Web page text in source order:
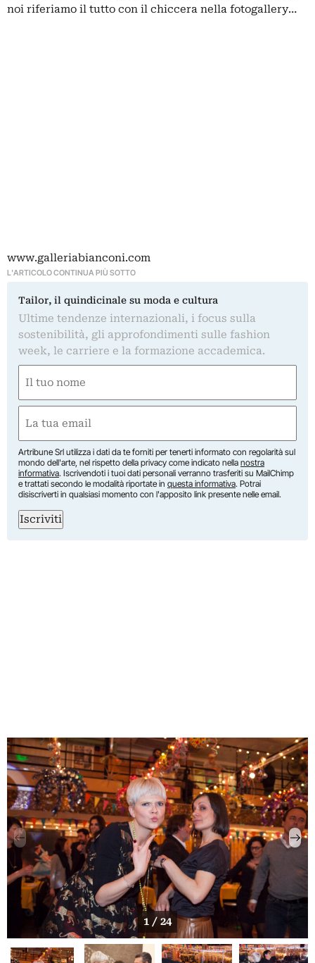
noi riferiamo il tutto con il chiccera nella fotogallery…
www.galleriabianconi.com
L'ARTICOLO CONTINUA PIÙ SOTTO
Tailor, il quindicinale su moda e cultura
Ultime tendenze internazionali, i focus sulla
sostenibilità, gli approfondimenti sulle fashion
week, le carriere e la formazione accademica.
(Required)
First
(Required)
Artribune Srl utilizza i dati da te forniti per tenerti informato con regolarità sul
mondo dell'arte, nel rispetto della privacy come indicato nella nostra
informativa. Iscrivendoti i tuoi dati personali verranno trasferiti su MailChimp
e trattati secondo le modalità riportate in questa informativa. Potrai
disiscriverti in qualsiasi momento con l'apposito link presente nelle email.
Iscriviti
1 / 24